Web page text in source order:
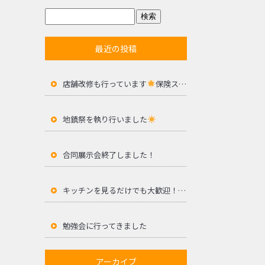
最近の投稿
店舗改修も行っています 保険ステーションサセボ様
地鎮祭を執り行いました
合同展示会終了しました！
キッチンを見るだけでも大歓迎！合同展示会開催
勉強会に行ってきました
アーカイブ